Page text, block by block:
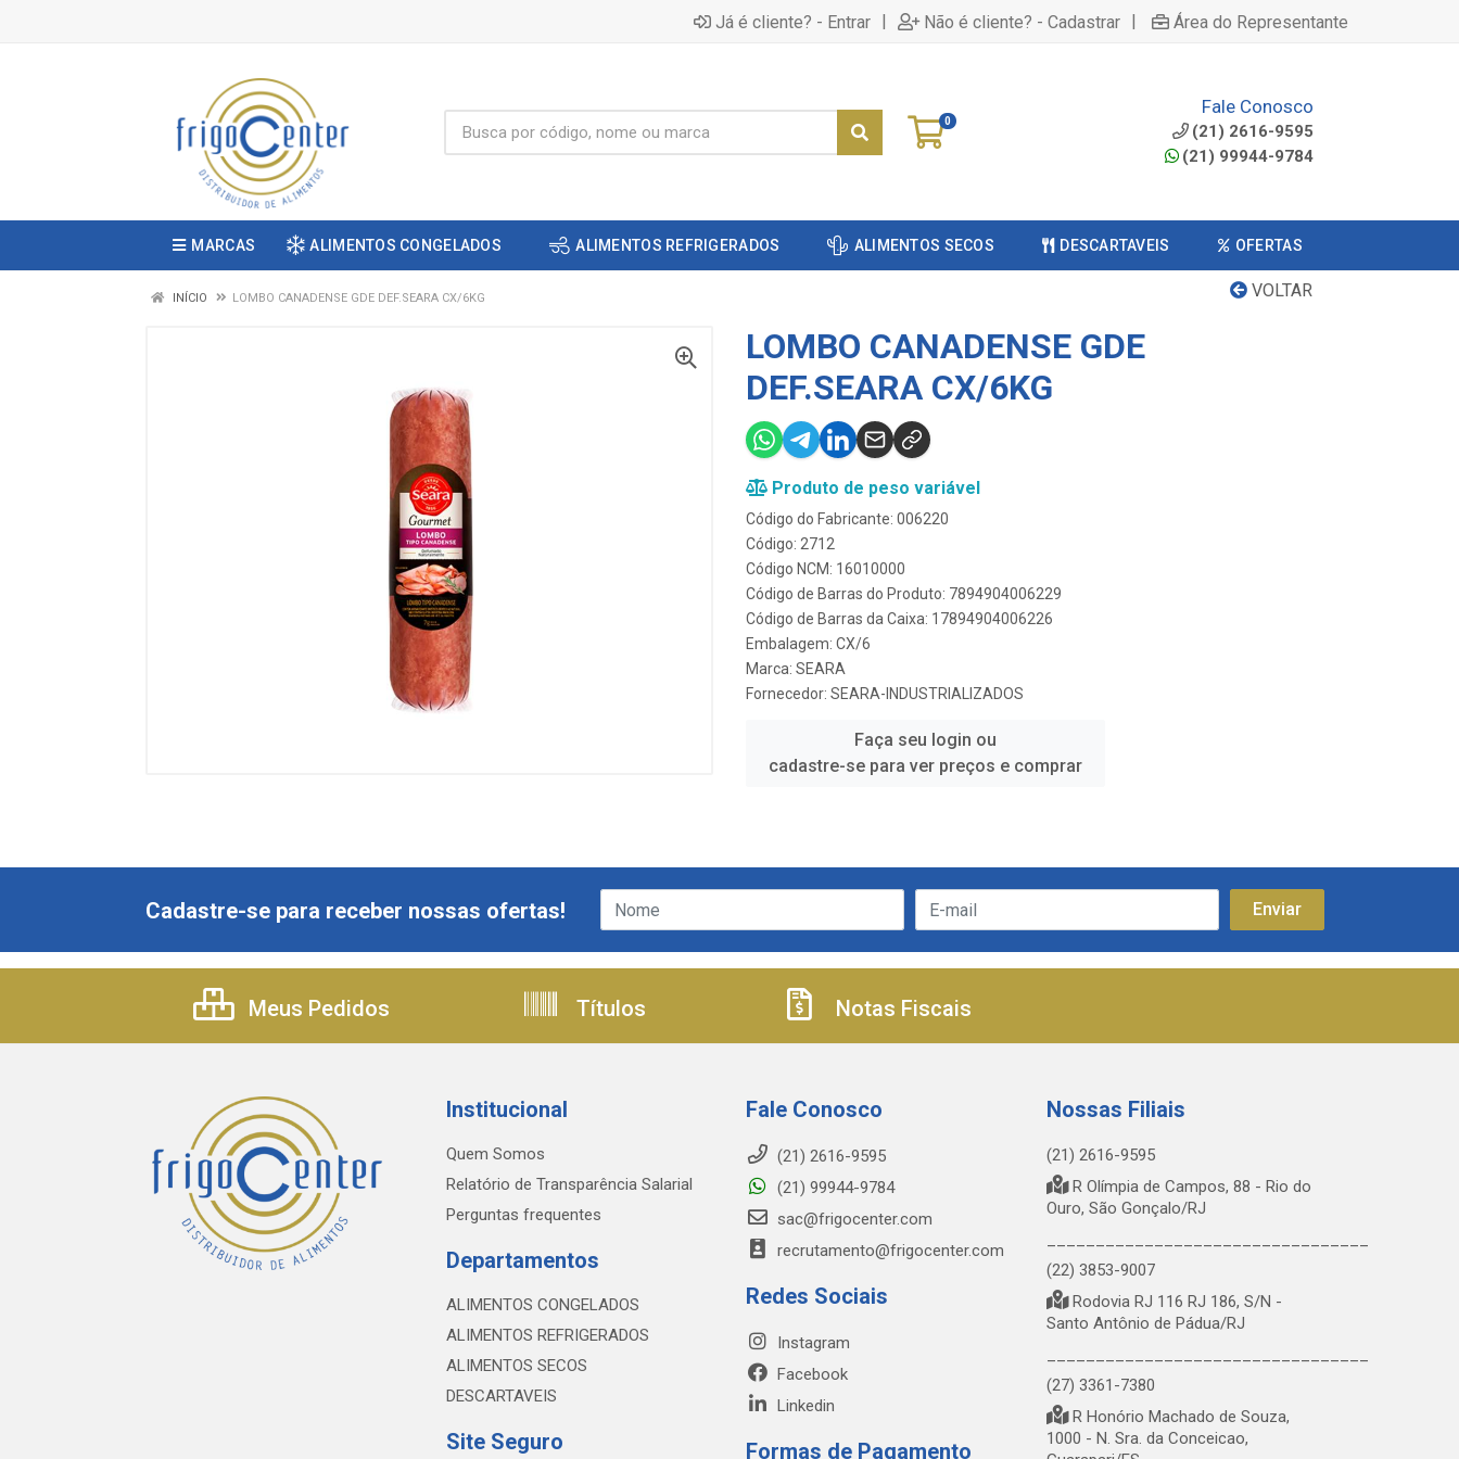
Já é cliente? - Entrar | Não é cliente? - Cadastrar | Área do Representante
0
Fale Conosco
(21) 2616-9595
(21) 99944-9784
MARCAS ALIMENTOS CONGELADOS ALIMENTOS REFRIGERADOS ALIMENTOS SECOS DESCARTAVEIS OFERTAS
VOLTAR
INÍCIO LOMBO CANADENSE GDE DEF.SEARA CX/6KG
LOMBO CANADENSE GDE
DEF.SEARA CX/6KG
Produto de peso variável
Código do Fabricante: 006220
Código: 2712
Código NCM: 16010000
Código de Barras do Produto: 7894904006229
Código de Barras da Caixa: 17894904006226
Embalagem: CX/6
Marca: SEARA
Fornecedor: SEARA-INDUSTRIALIZADOS
Faça seu login ou
cadastre-se para ver preços e comprar
Cadastre-se para receber nossas ofertas!
Meus Pedidos Títulos Notas Fiscais
Institucional
Quem Somos
Relatório de Transparência Salarial
Perguntas frequentes
Departamentos
ALIMENTOS CONGELADOS
ALIMENTOS REFRIGERADOS
ALIMENTOS SECOS
DESCARTAVEIS
Site Seguro
Fale Conosco
(21) 2616-9595
(21) 99944-9784
sac@frigocenter.com
recrutamento@frigocenter.com
Redes Sociais
Instagram
Facebook
Linkedin
Formas de Pagamento
Nossas Filiais
(21) 2616-9595
R Olímpia de Campos, 88 - Rio do
Ouro, São Gonçalo/RJ
(22) 3853-9007
Rodovia RJ 116 RJ 186, S/N -
Santo Antônio de Pádua/RJ
(27) 3361-7380
R Honório Machado de Souza,
1000 - N. Sra. da Conceicao,